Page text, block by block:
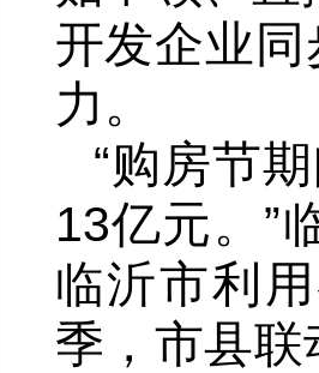
开发企业
力。
“购房节
13亿元。”
临沂市利
季，市县